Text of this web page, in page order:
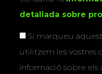
detallada sobre
Si marqueu
utilitzem les vostres
informació sobre els